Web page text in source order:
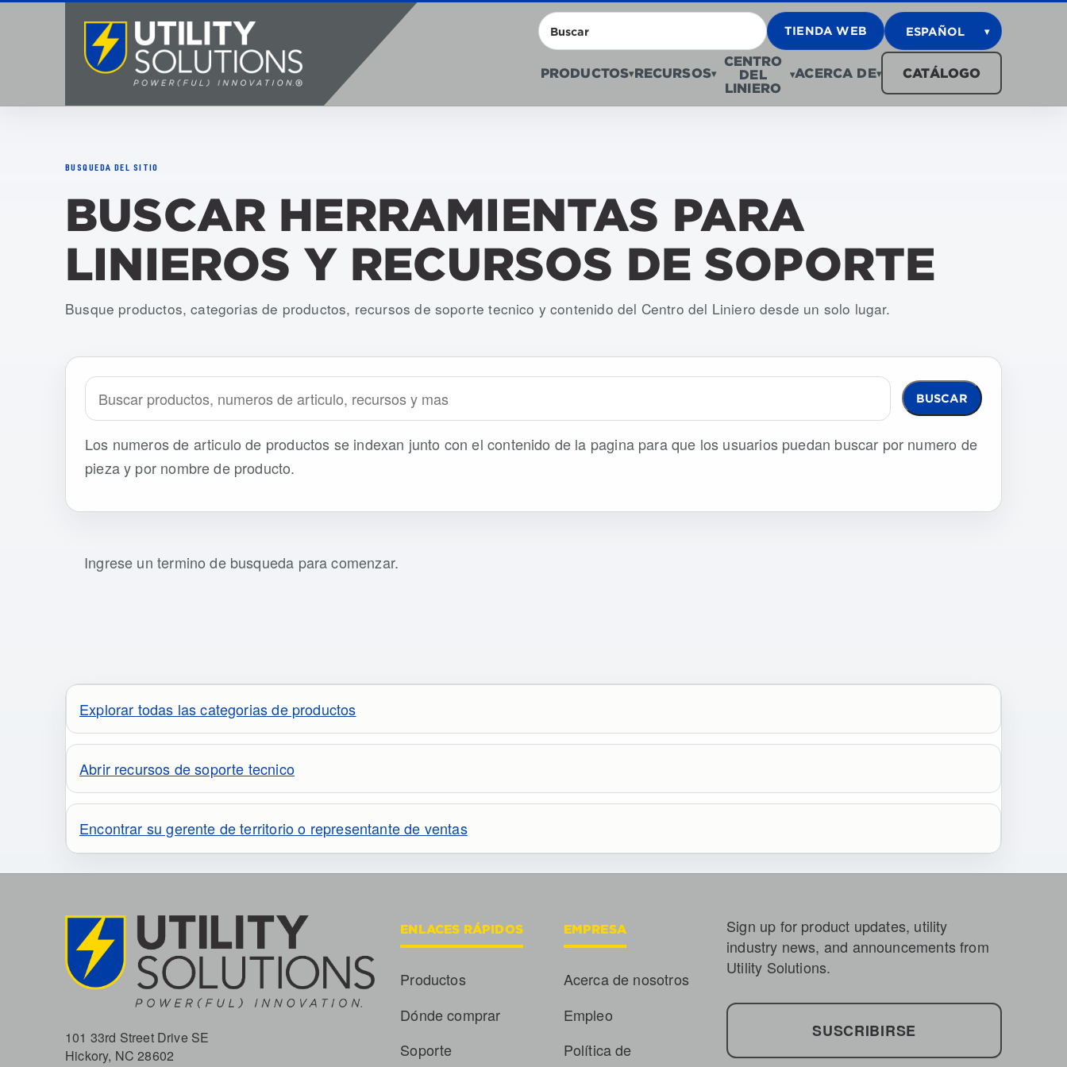
Buscar TIENDA WEB ESPAÑOL ▾
PRODUCTOS▾RECURSOS▾
CENTRO
DEL
LINIERO
▾ACERCA DE▾ CATÁLOGO
BUSQUEDA DEL SITIO
BUSCAR HERRAMIENTAS PARA
LINIEROS Y RECURSOS DE SOPORTE
Busque productos, categorias de productos, recursos de soporte tecnico y contenido del Centro del Liniero desde un solo lugar.
Buscar en el sitio
BUSCAR
Los numeros de articulo de productos se indexan junto con el contenido de la pagina para que los usuarios puedan buscar por numero de
pieza y por nombre de producto.
Ingrese un termino de busqueda para comenzar.
Explorar todas las categorias de productos
Abrir recursos de soporte tecnico
Encontrar su gerente de territorio o representante de ventas
101 33rd Street Drive SE
Hickory, NC 28602
ENLACES RÁPIDOS
Productos
Dónde comprar
Soporte
EMPRESA
Acerca de nosotros
Empleo
Política de
Sign up for product updates, utility
industry news, and announcements from
Utility Solutions.
SUSCRIBIRSE